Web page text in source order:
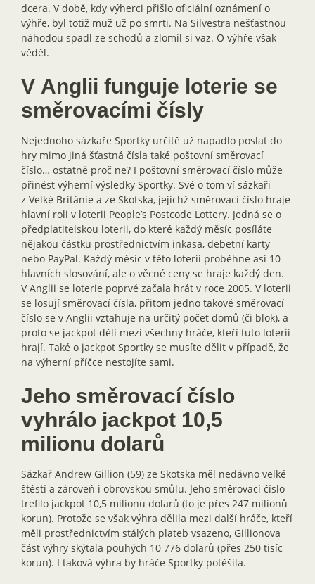
dcera. V době, kdy výherci přišlo oficiální oznámení o
výhře, byl totiž muž už po smrti. Na Silvestra nešťastnou
náhodou spadl ze schodů a zlomil si vaz. O výhře však
věděl.
V Anglii funguje loterie se
směrovacími čísly
Nejednoho sázkaře Sportky určitě už napadlo poslat do
hry mimo jiná šťastná čísla také poštovní směrovací
číslo… ostatně proč ne? I poštovní směrovací číslo může
přinést výherní výsledky Sportky. Své o tom ví sázkaři
z Velké Británie a ze Skotska, jejichž směrovací číslo hraje
hlavní roli v loterii People’s Postcode Lottery. Jedná se o
předplatitelskou loterii, do které každý měsíc posíláte
nějakou částku prostřednictvím inkasa, debetní karty
nebo PayPal. Každý měsíc v této loterii proběhne asi 10
hlavních slosování, ale o věcné ceny se hraje každý den.
V Anglii se loterie poprvé začala hrát v roce 2005. V loterii
se losují směrovací čísla, přitom jedno takové směrovací
číslo se v Anglii vztahuje na určitý počet domů (či blok), a
proto se jackpot dělí mezi všechny hráče, kteří tuto loterii
hrají. Také o jackpot Sportky se musíte dělit v případě, že
na výherní příčce nestojíte sami.
Jeho směrovací číslo
vyhrálo jackpot 10,5
milionu dolarů
Sázkař Andrew Gillion (59) ze Skotska měl nedávno velké
štěstí a zároveň i obrovskou smůlu. Jeho směrovací číslo
trefilo jackpot 10,5 milionu dolarů (to je přes 247 milionů
korun). Protože se však výhra dělila mezi další hráče, kteří
měli prostřednictvím stálých plateb vsazeno, Gillionova
část výhry skýtala pouhých 10 776 dolarů (přes 250 tisíc
korun). I taková výhra by hráče Sportky potěšila.